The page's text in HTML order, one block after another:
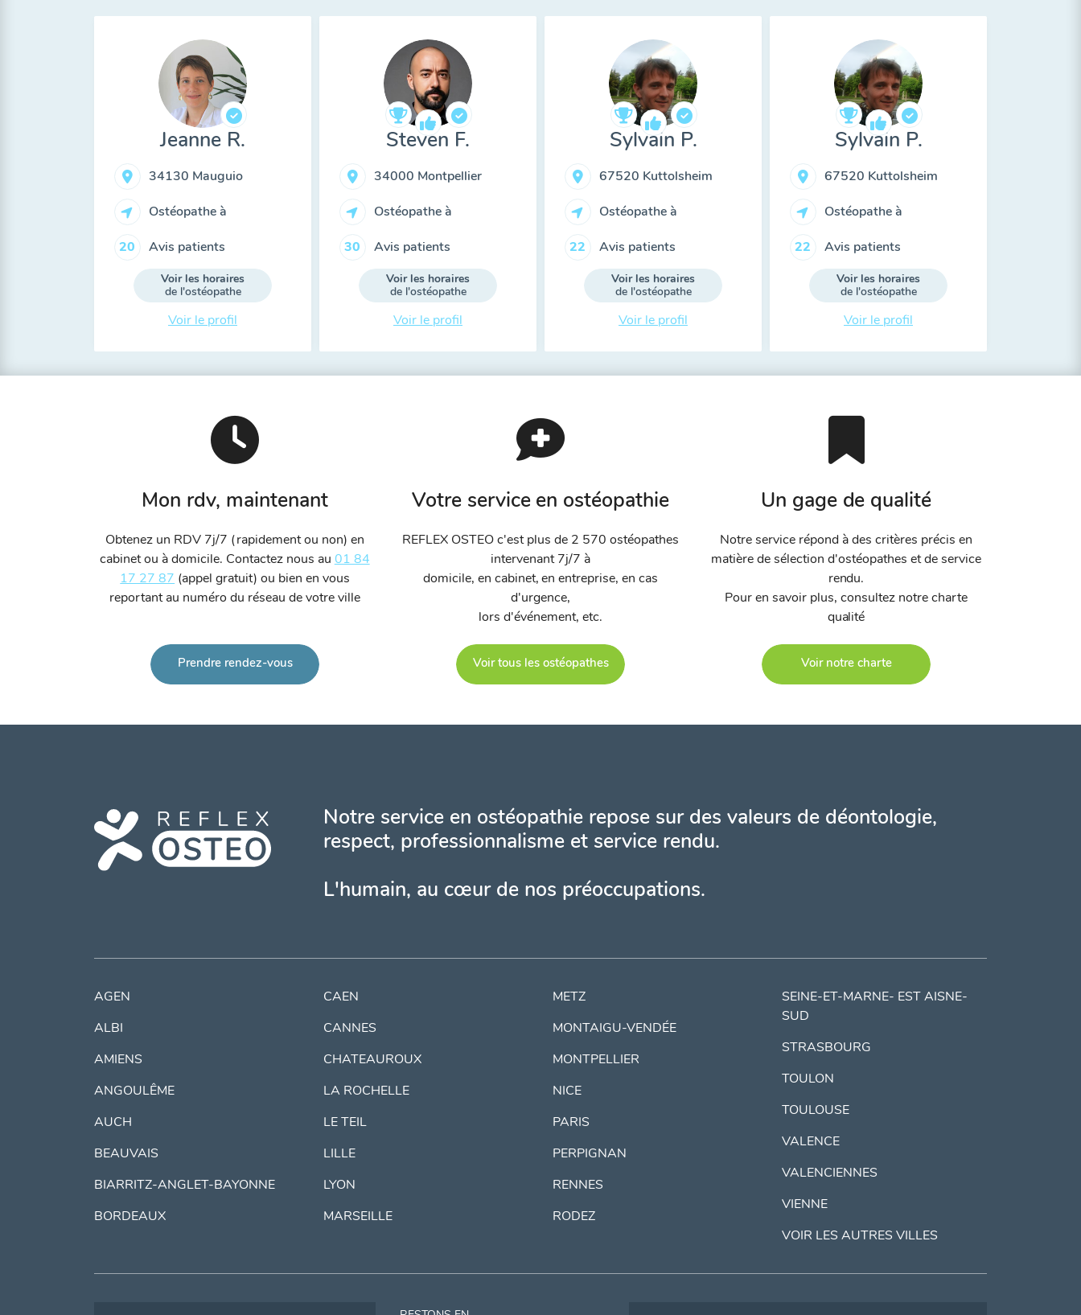
Jeanne R.
34130 Mauguio
Ostéopathe à
20 Avis patients
Voir les horaires
de l'ostéopathe
Voir le profil
Steven F.
34000 Montpellier
Ostéopathe à
30 Avis patients
Voir les horaires
de l'ostéopathe
Voir le profil
Sylvain P.
67520 Kuttolsheim
Ostéopathe à
22 Avis patients
Voir les horaires
de l'ostéopathe
Voir le profil
Sylvain P.
67520 Kuttolsheim
Ostéopathe à
22 Avis patients
Voir les horaires
de l'ostéopathe
Voir le profil
Mon rdv, maintenant
Obtenez un RDV 7j/7 (rapidement ou non) en
cabinet ou à domicile. Contactez nous au 01 84
17 27 87 (appel gratuit) ou bien en vous
reportant au numéro du réseau de votre ville
Prendre rendez-vous
Votre service en ostéopathie
REFLEX OSTEO c'est plus de 2 570 ostéopathes
intervenant 7j/7 à
domicile, en cabinet, en entreprise, en cas
d'urgence,
lors d'événement, etc.
Voir tous les ostéopathes
Un gage de qualité
Notre service répond à des critères précis en
matière de sélection d'ostéopathes et de service
rendu.
Pour en savoir plus, consultez notre charte
qualité
Voir notre charte
Notre service en ostéopathie repose sur des valeurs de déontologie,
respect, professionnalisme et service rendu.
L'humain, au cœur de nos préoccupations.
AGEN
ALBI
AMIENS
ANGOULÊME
AUCH
BEAUVAIS
BIARRITZ-ANGLET-BAYONNE
BORDEAUX
CAEN
CANNES
CHATEAUROUX
LA ROCHELLE
LE TEIL
LILLE
LYON
MARSEILLE
METZ
MONTAIGU-VENDÉE
MONTPELLIER
NICE
PARIS
PERPIGNAN
RENNES
RODEZ
SEINE-ET-MARNE- EST AISNE-
SUD
STRASBOURG
TOULON
TOULOUSE
VALENCE
VALENCIENNES
VIENNE
VOIR LES AUTRES VILLES